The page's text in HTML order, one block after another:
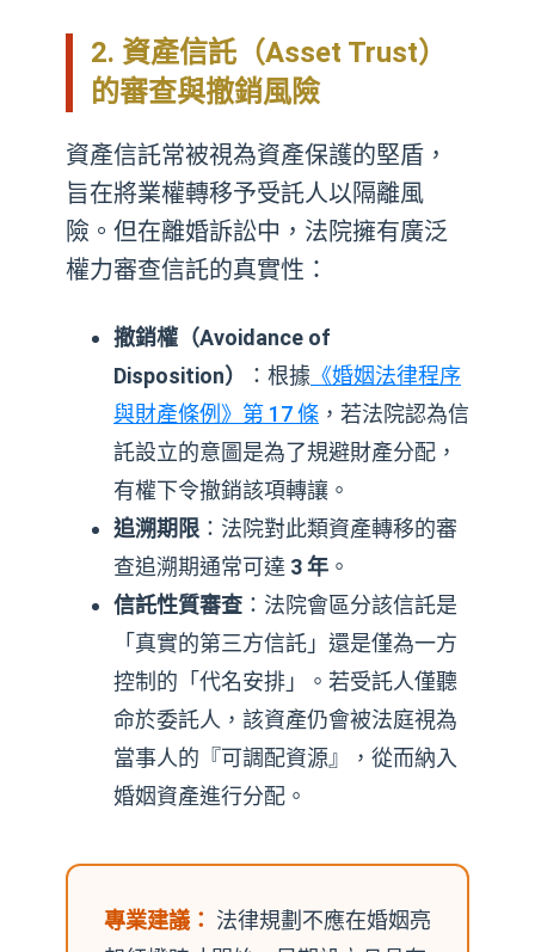
2. 資產信託（Asset Trust）
的審查與撤銷風險
資產信託常被視為資產保護的堅盾，
旨在將業權轉移予受託人以隔離風
險。但在離婚訴訟中，法院擁有廣泛
權力審查信託的真實性：
撤銷權（Avoidance of
Disposition）
：根據 《婚姻法律程序
與財產條例》第 17 條 ，若法院認為信
託設立的意圖是為了規避財產分配，
有權下令撤銷該項轉讓。
追溯期限 ：法院對此類資產轉移的審
查追溯期通常可達 3 年 。
信託性質審查 ：法院會區分該信託是
「真實的第三方信託」還是僅為一方
控制的「代名安排」。若受託人僅聽
命於委託人，該資產仍會被法庭視為
當事人的『可調配資源』，從而納入
婚姻資產進行分配。
專業建議： 法律規劃不應在婚姻亮